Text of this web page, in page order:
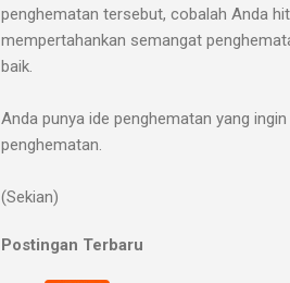
penghematan tersebut, cobalah Anda
mempertahankan semangat
baik.
Anda punya ide penghematan yang
penghematan.
(Sekian)
Postingan Terbaru